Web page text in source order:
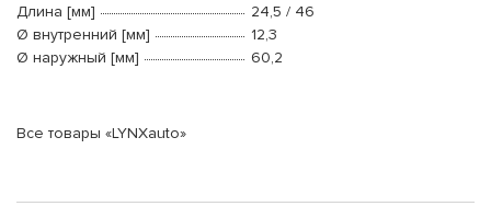
Длина [мм]
24,5 / 46
Ø внутренний [мм]
12,3
Ø наружный [мм]
60,2
Все товары «LYNXauto»